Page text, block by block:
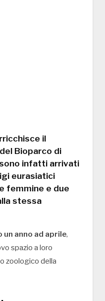
il
Bioparco di
infatti arrivati
eurasiatici
femmine e due
stessa
un anno ad aprile,
spazio a loro
zoologico della